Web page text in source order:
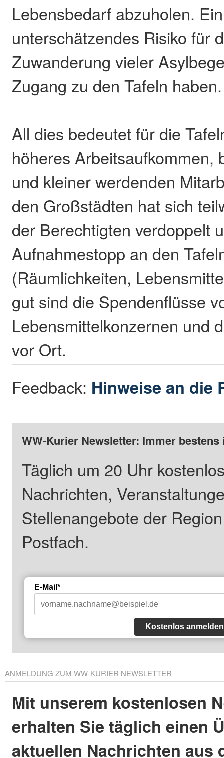
Lebensbedarf abzuholen.
unterschätzendes Risiko für
Zuwanderung vieler
Zugang zu den Tafeln haben.
All dies bedeutet für die
höheres Arbeitsaufkommen,
und kleiner werdenden
den Großstädten hat sich
der Berechtigten verdoppelt
Aufnahmestopp an den
(Räumlichkeiten,
gut sind die Spendenflüsse
Lebensmittelkonzernen und
vor Ort.
Feedback: Hinweise an die
WW-Kurier Newsletter: Immer
Täglich um 20 Uhr
Nachrichten,
Stellenangebote der
Postfach.
E-Mail*
Kostenlos anmelden
ANMELDUNG ZUM WW-KURIER NEWSLETTER
Mit unserem kostenlosen
erhalten Sie täglich einen
aktuellen Nachrichten aus